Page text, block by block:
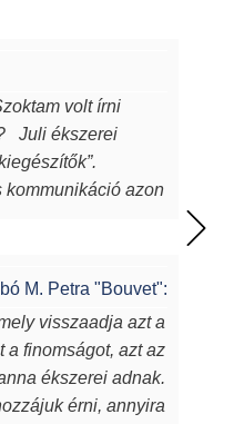
volt írni
Juli ékszerei
kommunikáció azon
belevitt
készítőjük alkotás
a kincseit, viselem
magabiztosabb,
M. Petra "Bouvet":
visszaadja azt a
a finomságot, azt az
ékszerei adnak.
érni, annyira